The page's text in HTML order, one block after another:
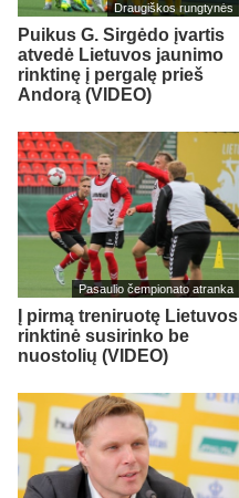
Draugiškos rungtynės
Puikus G. Sirgėdo įvartis
atvedė Lietuvos jaunimo
rinktinę į pergalę prieš
Andorą (VIDEO)
Pasaulio čempionato atranka
Į pirmą treniruotę Lietuvos
rinktinė susirinko be
nuostolių (VIDEO)